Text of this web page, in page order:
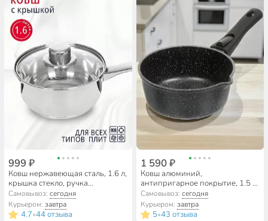
999 ₽
Ковш нержавеющая сталь, 1.6 л,
крышка стекло, ручка
нержавеющая сталь, индукция,
Катунь, Гретта, КТ04-К
Самовывоз:сегодня
Курьером:завтра
4.7•44 отзыва
1 590 ₽
Ковш алюминий,
антипригарное покрытие, 1.5 л,
бакелитовая ручка, съемная
ручка, Горница, Гранит,
кш1812аг
Самовывоз: сегодня
Курьером: завтра
5•43 отзыва